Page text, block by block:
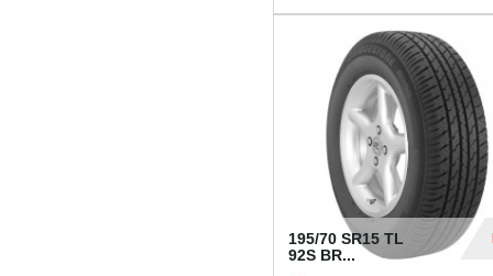
195/70 SR15 TL
92S BR...